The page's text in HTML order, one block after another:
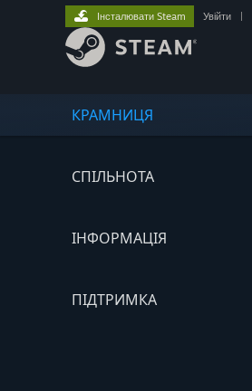
КРАМНИЦЯ
СПІЛЬНОТА
ІНФОРМАЦІЯ
ПІДТРИМКА
Інсталювати Steam Увійти